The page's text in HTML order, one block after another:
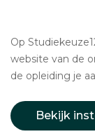
Op
website van de
de opleiding je
Bekijk